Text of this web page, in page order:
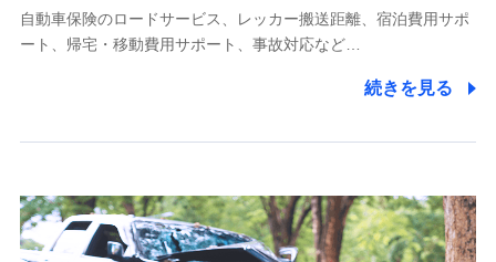
11.マイカー通勤管理クラウド並びに法人向けASPサー
をお送りするため
分析するため
当社の対応品質向上やお問い合わせ内容の正確な把握のため
個人情報保護管理者の職名、連絡先
自動車保険のロードサービス、レッカー搬送距離、宿泊費用サポ
ート、帰宅・移動費用サポート、事故対応など…
続きを見る